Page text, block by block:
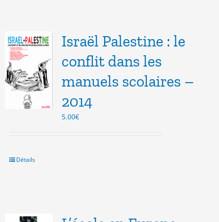
Israël Palestine : le
conflit dans les
manuels scolaires –
2014
5.00€
Détails